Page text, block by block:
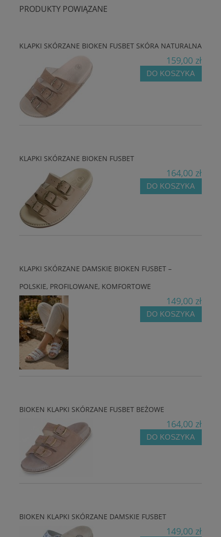
PRODUKTY POWIĄZANE
KLAPKI SKÓRZANE BIOKEN FUSBET SKÓRA NATURALNA
159,00 zł
DO KOSZYKA
KLAPKI SKÓRZANE BIOKEN FUSBET
164,00 zł
DO KOSZYKA
KLAPKI SKÓRZANE DAMSKIE BIOKEN FUSBET –
POLSKIE, PROFILOWANE, KOMFORTOWE
149,00 zł
DO KOSZYKA
BIOKEN KLAPKI SKÓRZANE FUSBET BEŻOWE
164,00 zł
DO KOSZYKA
BIOKEN KLAPKI SKÓRZANE DAMSKIE FUSBET
149,00 zł